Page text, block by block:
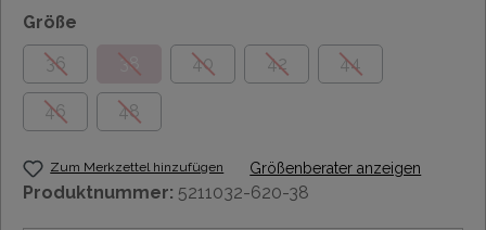
Größe
36
38 40 42 44
46 48
Zum Merkzettel hinzufügen Größenberater anzeigen
Produktnummer: 5211032-620-38